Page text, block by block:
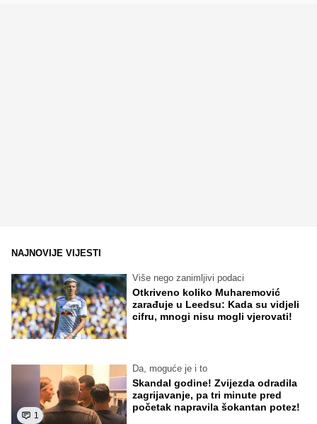
NAJNOVIJE VIJESTI
Više nego zanimljivi podaci
Otkriveno koliko Muharemović
zarađuje u Leedsu: Kada su vidjeli
cifru, mnogi nisu mogli vjerovati!
1
Da, moguće je i to
Skandal godine! Zvijezda odradila
zagrijavanje, pa tri minute pred
početak napravila šokantan potez!